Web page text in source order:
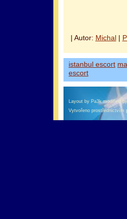
| Autor: Michal|
istanbul escort
escort
Layout by Pa3k modified
Vytvořeno prostřednictvím